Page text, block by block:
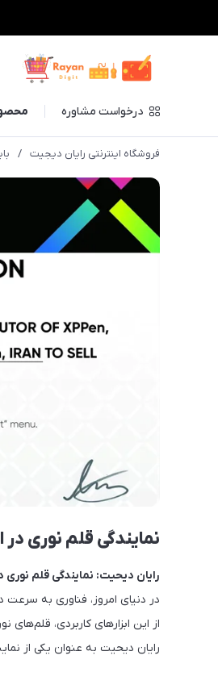
درخواست مشاوره
فروشگاه اینترنتی رایان دیجیت /
نمایندگی قلم نوری در
رایان دیحیت: نمایندگی قلم نوری
در دنیای امروز، فناوری به
از این ابزارهای کاربردی،
رایان دیحیت به عنوان یکی از